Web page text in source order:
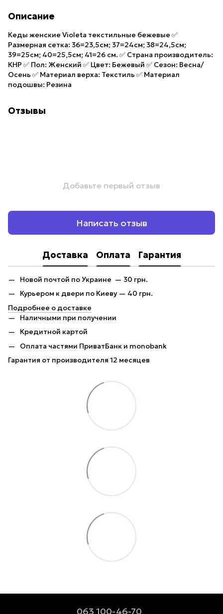
Описание
Кеды женские Violeta текстильные бежевые ✅
Размерная сетка: 36=23,5см; 37=24см; 38=24,5см;
39=25см; 40=25,5см; 41=26 см. ✅ Страна производитель:
КНР ✅ Пол: Женский ✅ Цвет: Бежевый ✅ Сезон: Весна/
Осень ✅ Материал верха: Текстиль ✅ Материал
подошвы: Резина
Отзывы
Добавьте первый отзыв
Написать отзыв
Доставка Оплата Гарантия
Новой почтой по Украине — 30 грн.
Курьером к двери по Киеву — 40 грн.
Подробнее о доставке
Наличными при получении
Кредитной картой
Оплата частями ПриватБанк и monobank
Гарантия от производителя 12 месяцев
063 100-46-70